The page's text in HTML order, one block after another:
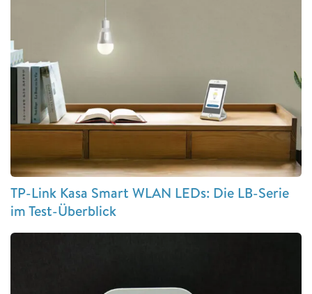
TP-Link Kasa Smart WLAN LEDs: Die LB-Serie
im Test-Überblick